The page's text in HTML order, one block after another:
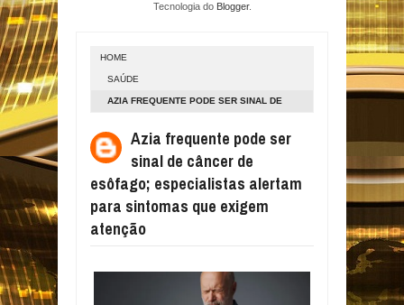
Tecnologia do Blogger.
HOME
SAÚDE
AZIA FREQUENTE PODE SER SINAL DE
ALERTAM PARA SINTOMAS QUE EXIGEM
ATENÇÃO
Azia frequente pode ser
sinal de câncer de
esôfago; especialistas alertam
para sintomas que exigem
atenção